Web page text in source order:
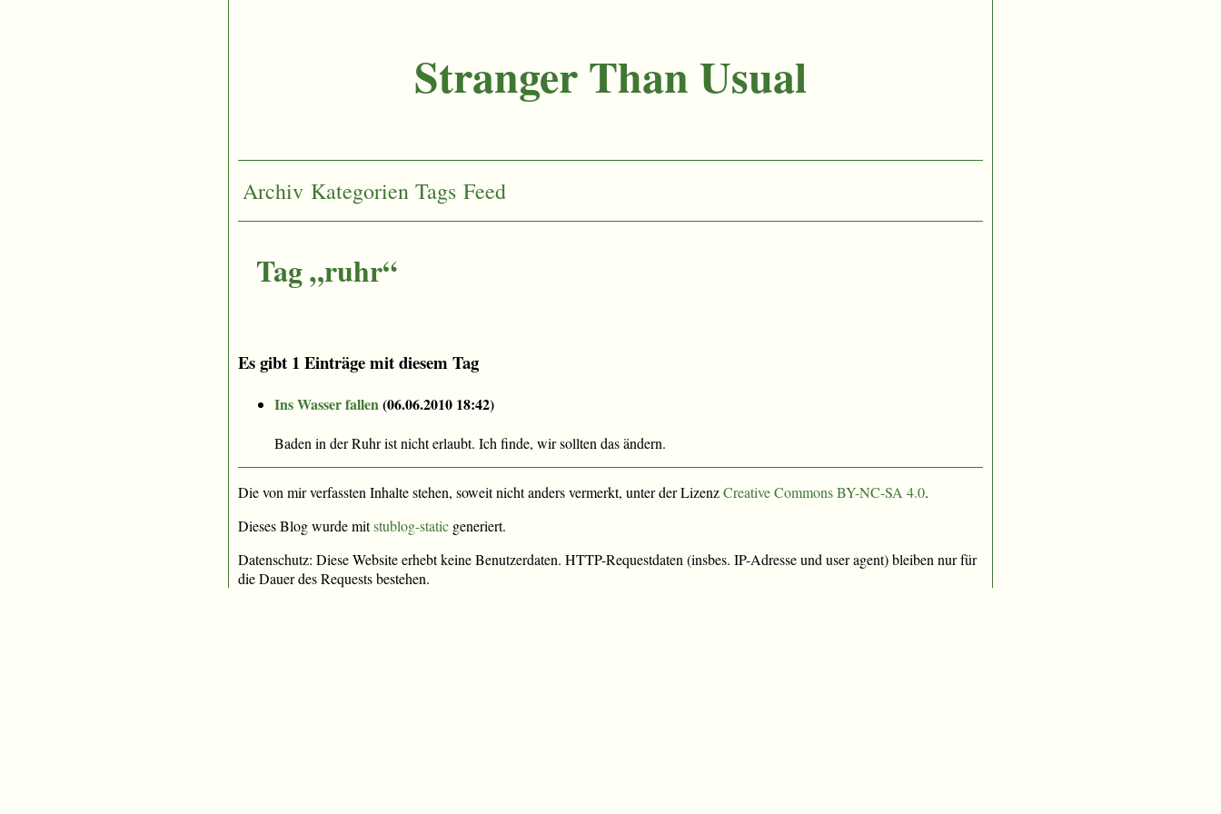
Stranger Than Usual
Archiv Kategorien Tags Feed
Tag „ruhr“
Es gibt 1 Einträge mit diesem Tag
Ins Wasser fallen(06.06.2010 18:42)
Baden in der Ruhr ist nicht erlaubt. Ich finde, wir sollten das ändern.
Die von mir verfassten Inhalte stehen, soweit nicht anders vermerkt, unter der LizenzCreative Commons BY-NC-SA 4.0.
Dieses Blog wurde mitstublog-static generiert.
Datenschutz: Diese Website erhebt keine Benutzerdaten. HTTP-Requestdaten (insbes. IP-Adresse und user agent) bleiben nur für
die Dauer des Requests bestehen.